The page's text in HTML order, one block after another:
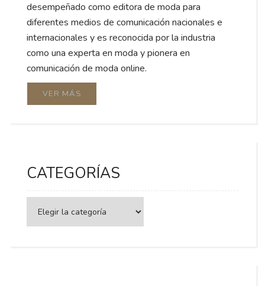
desempeñado como editora de moda para
diferentes medios de comunicación nacionales e
internacionales y es reconocida por la industria
como una experta en moda y pionera en
comunicación de moda online.
VER MÁS
CATEGORÍAS